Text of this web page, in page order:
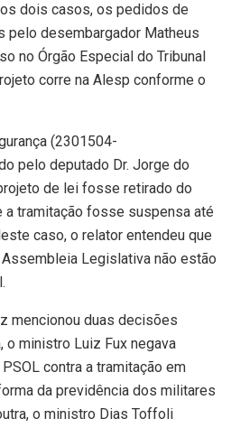
dois casos, os pedidos de
pelo desembargador Matheus
no Órgão Especial do Tribunal
corre na Alesp conforme o
(2301504-
pelo deputado Dr. Jorge do
de lei fosse retirado do
a tramitação fosse suspensa até
caso, o relator entendeu que
Legislativa não estão
mencionou duas decisões
o ministro Luiz Fux negava
contra a tramitação em
da previdência dos militares
o ministro Dias Toffoli